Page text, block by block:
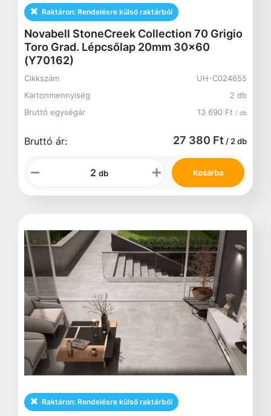
Raktáron: Rendelésre külső raktárból
Novabell StoneCreek Collection 70 Grigio
Toro Grad. Lépcsőlap 20mm 30x60
(Y70162)
Cikkszám
UH-C024655
Kartonmennyiség
2 db
Bruttó egységár
13 690 Ft / db
Bruttó ár: 27 380 Ft / 2 db
db Kosárba
Raktáron: Rendelésre külső raktárból